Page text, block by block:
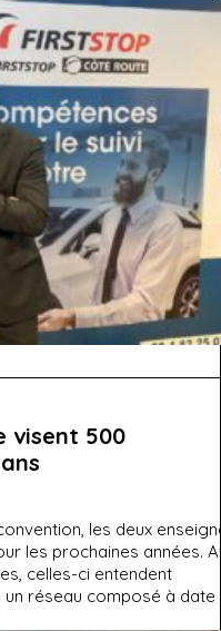
visent 500
les deux
les prochaines années.
celles-ci entendent
un réseau composé à date